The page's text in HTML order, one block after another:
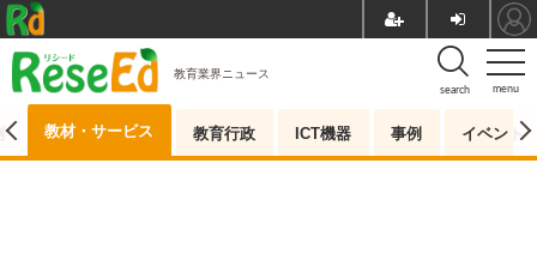
menu
search
教育業界ニュース
教材・サービス 教育行政 ICT機器 事例 イベント